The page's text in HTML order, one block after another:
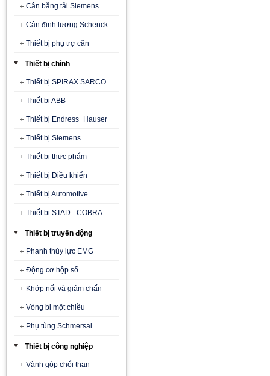
Cân băng tải Siemens
Cân định lượng Schenck
Thiết bị phụ trợ cân
Thiết bị chính
Thiết bị SPIRAX SARCO
Thiết bị ABB
Thiết bị Endress+Hauser
Thiết bị Siemens
Thiết bị thực phẩm
Thiết bị Điều khiển
Thiết bị Automotive
Thiết bị STAD - COBRA
Thiết bị truyền động
Phanh thủy lực EMG
Động cơ hộp số
Khớp nối và giảm chấn
Vòng bi một chiều
Phụ tùng Schmersal
Thiết bị công nghiệp
Vành góp chổi than